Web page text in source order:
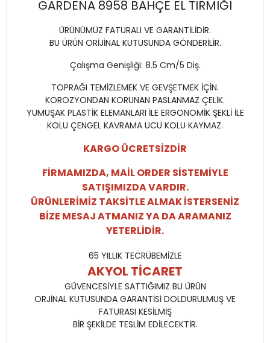
GARDENA 8958 BAHÇE EL TIRMIĞI
ÜRÜNÜMÜZ FATURALI VE GARANTİLİDİR.
BU ÜRÜN ORİJİNAL KUTUSUNDA GÖNDERİLİR.
Çalışma Genişliği: 8.5 Cm/5 Diş.
TOPRAĞI TEMİZLEMEK VE GEVŞETMEK İÇİN.
KOROZYONDAN KORUNAN PASLANMAZ ÇELİK.
YUMUŞAK PLASTİK ELEMANLARI İLE ERGONOMİK ŞEKLİ İLE
KOLU ÇENGEL KAVRAMA UCU KOLU KAYMAZ.
KARGO ÜCRETSİZDİR
FİRMAMIZDA, MAİL ORDER SİSTEMİYLE
SATIŞIMIZDA VARDIR.
ÜRÜNLERİMİZ TAKSİTLE ALMAK İSTERSENİZ
BİZE MESAJ ATMANIZ YA DA ARAMANIZ
YETERLİDİR.
65 YILLIK TECRÜBEMİZLE
AKYOL TİCARET
GÜVENCESİYLE SATTIĞIMIZ BU ÜRÜN
ORJİNAL KUTUSUNDA GARANTİSİ DOLDURULMUŞ VE
FATURASI KESİLMİŞ
BİR ŞEKİLDE TESLİM EDİLECEKTİR.